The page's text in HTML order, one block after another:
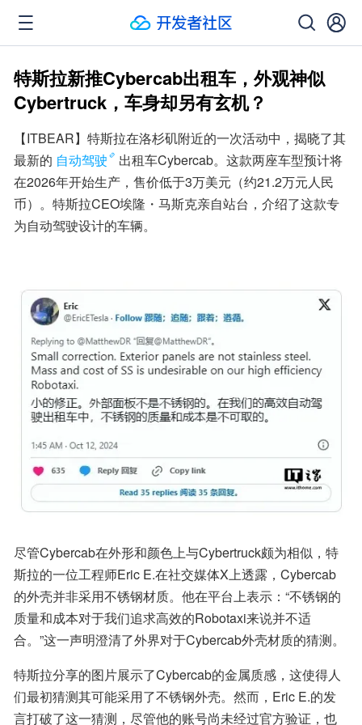
特斯拉新推Cybercab出租车，外观神似
Cybertruck，车身却另有玄机？
【ITBEAR】特斯拉在洛杉矶附近的一次活动中，揭晓了其
最新的 自动驾驶
出租车Cybercab。这款两座车型预计将
在2026年开始生产，售价低于3万美元（约21.2万元人民
币）。特斯拉CEO埃隆・马斯克亲自站台，介绍了这款专
为自动驾驶设计的车辆。
尽管Cybercab在外形和颜色上与Cybertruck颇为相似，特
斯拉的一位工程师Eric E.在社交媒体X上透露，Cybercab
的外壳并非采用不锈钢材质。他在平台上表示：“不锈钢的
质量和成本对于我们追求高效的Robotaxi来说并不适
合。”这一声明澄清了外界对于Cybercab外壳材质的猜测。
特斯拉分享的图片展示了Cybercab的金属质感，这使得人
们最初猜测其可能采用了不锈钢外壳。然而，Eric E.的发
言打破了这一猜测，尽管他的账号尚未经过官方验证，也